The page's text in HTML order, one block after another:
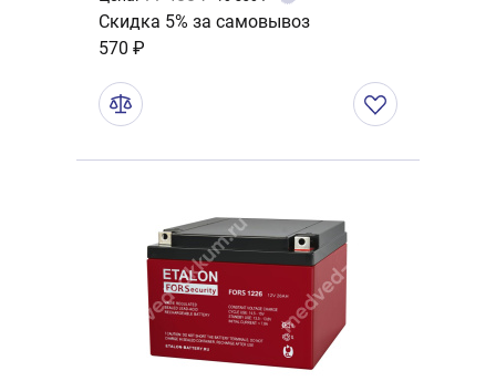
Скидка 5% за самовывоз
570 ₽